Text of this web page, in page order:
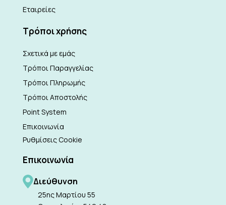
Εταιρείες
Τρόποι χρήσης
Σχετικά με εμάς
Τρόποι Παραγγελίας
Τρόποι Πληρωμής
Τρόποι Αποστολής
Point System
Επικοινωνία
Ρυθμίσεις Cookie
Επικοινωνία
Διεύθυνση
25ης Μαρτίου 55